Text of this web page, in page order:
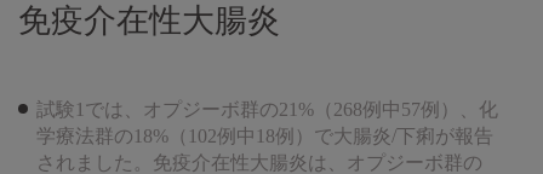
免疫介在性大腸炎
試験1では、オプジーボ群の21%（268例中57例）、化
学療法群の18%（102例中18例）で大腸炎/下痢が報告
されました。免疫介在性大腸炎は、オプジーボ群の